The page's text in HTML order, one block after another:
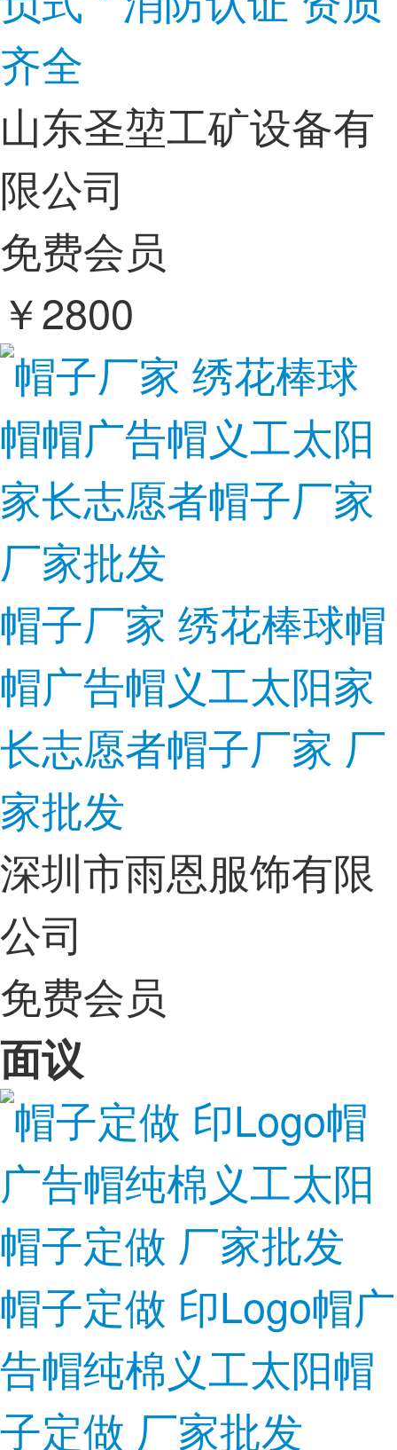
齐全
山东圣堃工矿设备有
限公司
免费会员
￥2800
帽子厂家 绣花棒球帽
帽广告帽义工太阳家
长志愿者帽子厂家 厂
家批发
深圳市雨恩服饰有限
公司
免费会员
面议
帽子定做 印Logo帽广
告帽纯棉义工太阳帽
子定做 厂家批发